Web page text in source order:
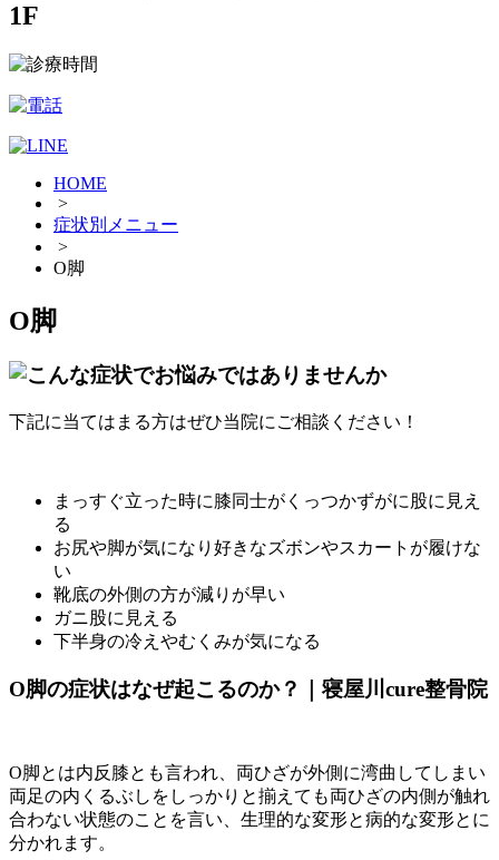
1F
HOME
>
症状別メニュー
>
O脚
O脚
下記に当てはまる方はぜひ当院にご相談ください！
まっすぐ立った時に膝同士がくっつかずがに股に見え
る
お尻や脚が気になり好きなズボンやスカートが履けな
い
靴底の外側の方が減りが早い
ガニ股に見える
下半身の冷えやむくみが気になる
O脚の症状はなぜ起こるのか？｜寝屋川cure整骨院
O脚とは内反膝とも言われ、両ひざが外側に湾曲してしまい
両足の内くるぶしをしっかりと揃えても両ひざの内側が触れ
合わない状態のことを言い、生理的な変形と病的な変形とに
分かれます。